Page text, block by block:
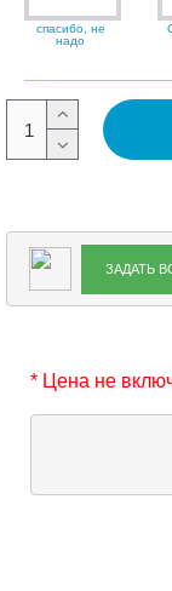
спасибо, не
надо
ЗАДАТЬ
* Цена не